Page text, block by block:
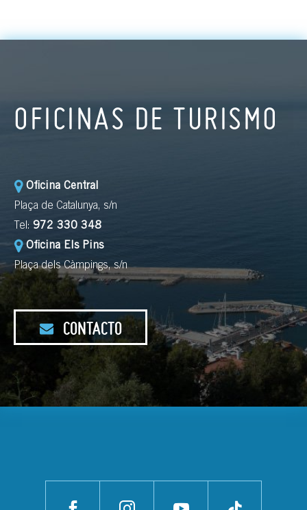
OFICINAS DE TURISMO
Oficina Central
Plaça de Catalunya, s/n
Tel: 972 330 348
Oficina Els Pins
Plaça dels Càmpings, s/n
CONTACTO